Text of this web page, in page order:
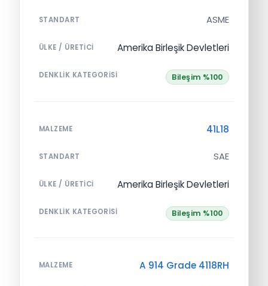
STANDART ASME
ÜLKE / ÜRETICI Amerika Birleşik Devletleri
DENKLIK KATEGORISI Bileşim %100
MALZEME 41L18
STANDART SAE
ÜLKE / ÜRETICI Amerika Birleşik Devletleri
DENKLIK KATEGORISI Bileşim %100
MALZEME A 914 Grade 4118RH